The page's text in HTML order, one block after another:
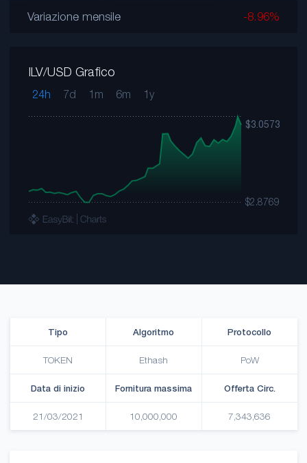
Variazione mensile -8.96%
ILV/USD Grafico
24h 7d 1m 6m 1y
Tipo
TOKEN
Algoritmo
Ethash
Protocollo
PoW
Data di inizio
21/03/2021
Fornitura massima
10,000,000
Offerta Circ.
7,343,636